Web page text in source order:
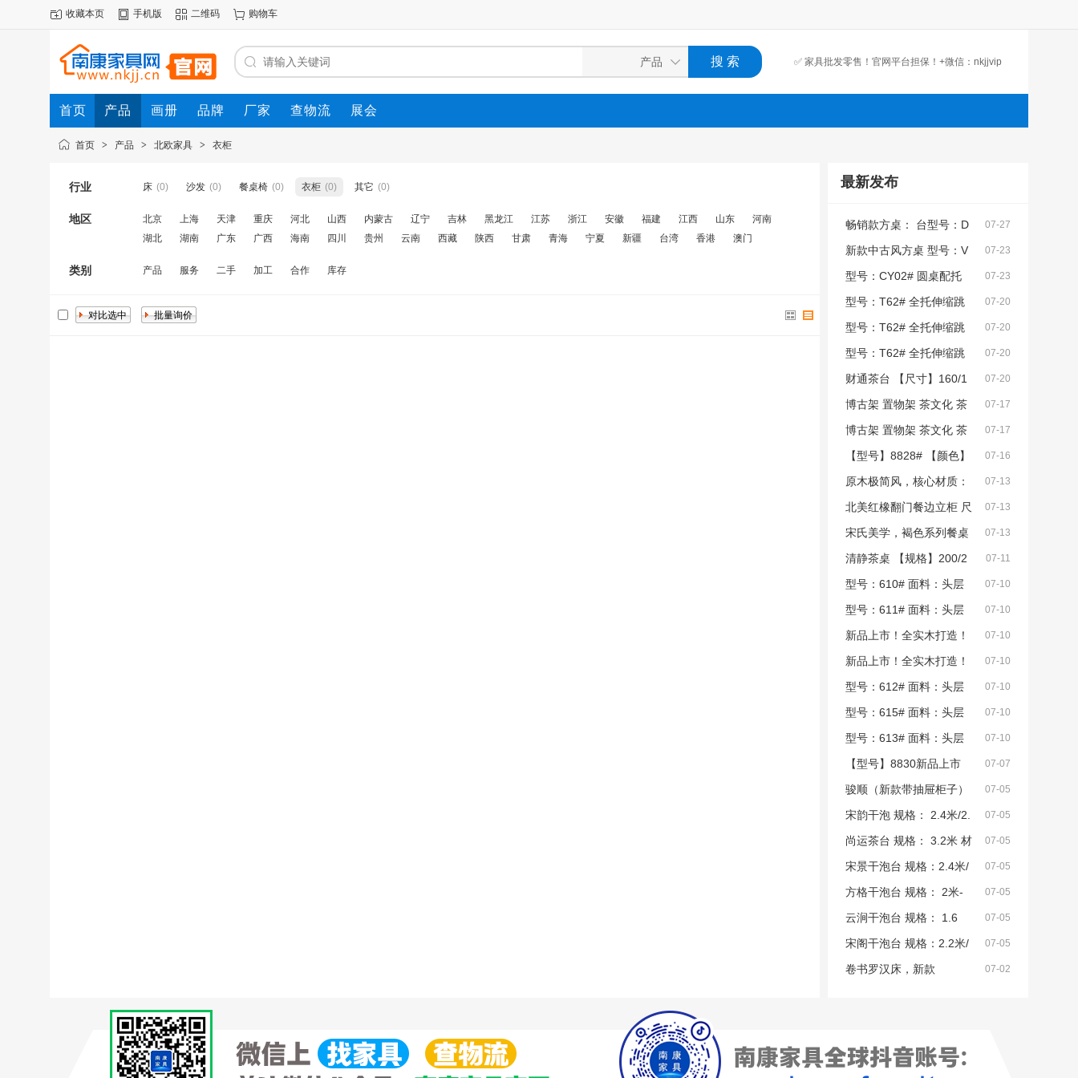
收藏本页 手机版 二维码 购物车
✅ 家具批发零售！官网平台担保！+微信：nkjjvip
首页 产品 画册 品牌 厂家 查物流 展会
首页 > 产品 > 北欧家具 > 衣柜
行业 床 (0) 沙发 (0) 餐桌椅 (0) 衣柜 (0) 其它 (0)
地区 北京 上海 天津 重庆 河北 山西 内蒙古 辽宁 吉林 黑龙江 江苏 浙江 安徽 福建 江西 山东
河南
湖北
湖南 广东 广西 海南 四川 贵州 云南 西藏 陕西 甘肃 青海 宁夏 新疆 台湾 香港 澳门
类别 产品 服务 二手 加工 合作 库存
最新发布
07-27
畅销款方桌： 台型号：D
26实木脚 台面材料：岩板（随意
配） 椅子：多款型号软包椅。 颜
色：钛碳金＋金属银
07-23
新款中古风方桌 型号：V
18#（白蜡木） 搭配实木面板，
也可搭配岩板，超晶石 椅子如图
所示！
07-23
型号：CY02# 圆桌配托
板（也可以配台圈） 材质：碳素
钢底架 搭配岩板/微晶石/超晶石
尺寸：1.2米-1.8米
07-20
型号：T62# 全托伸缩跳
台 材质：拉丝不锈钢底架 搭配岩
晶石（岩板打印超晶石工艺），
尺寸：1.18米/1.33米/1.48米
07-20
型号：T62# 全托伸缩跳
台 材质：拉丝不锈钢底架 搭配岩
晶石（岩板打印超晶石工艺），
尺寸：1.18米/1.33米/1.48米
07-20
型号：T62# 全托伸缩跳
台 材质：拉丝不锈钢底架 搭配岩
晶石（岩板打印超晶石工艺），
尺寸：1.18米/1.33米/1.48米
07-20
财通茶台 【尺寸】160/1
80*80*73CM 【材质】橡木 【颜
色】北美胡 高品擦色工艺，返单
爆款 品质保证，售后无忧！
07-17
博古架 置物架 茶文化 茶
空间
07-17
博古架 置物架 茶文化 茶
空间
07-16
【型号】8828# 【颜色】
虎皮色 【面料】绒布 【配置】满
铺床板，可配松木 【外框】宽21
0高1.22长2.35 【特点】床头带
五金，超柔高密度海绵、两抽屉
环保升级床、大岩板更显高端大
气、完美舒适设
07-13
原木极简风，核心材质：
北美进口FAS级红橡木，坚硬耐
磨抗腐，木纹肌理自然高级，尽
显质感。
07-13
北美红橡翻门餐边立柜 尺
寸：长80×深39×高125cm 长虹
翻门设计，防尘又透光，内里收
纳一目了 下方双抽屉，杂物、茶
具分开规整收纳 天然橡木纹理温
润细腻，客厅、书房都适配，原
木风氛围感好物
07-13
宋氏美学，褐色系列餐桌
07-11
清静茶桌 【规格】200/2
20/240*88*75CM 【材质】非洲
檀木(乌金木工艺)，格木大脚
【颜色】北美胡
07-10
型号：610# 面料：头层
牛皮 颜色：可可棕 配置：8公分
SF级松木床边（软质护边工艺）
床板：9D松木满铺床板 2.5*15*9
块松木床板 两配任选
07-10
型号：611# 面料：头层
牛皮 颜色：卡其杏 配置：8公分
SF级松木床边（软质护边工艺）
床板：9D松木满铺床板 2.5*15*9
块松木床板 两配任选
07-10
新品上市！全实木打造！
07-10
新品上市！全实木打造！
07-10
型号：612# 面料：头层
牛皮 颜色：珍珠白 配置：8公分
SF级松木床边（软质护边工艺）
床板：9D松木满铺床板 2.5*15*9
块松木床板 两配任选
07-10
型号：615# 面料：头层
牛皮 颜色：藏蓝灰 配置：8公分
SF级松木床边（软质护边工艺）
床板：9D松木满铺床板 2.5*15*9
块松木床板 两配任选
07-10
型号：613# 面料：头层
牛皮 颜色：桔黄褐 配置：8公分
SF级松木床边（软质护边工艺）
床板：9D松木满铺床板 2.5*15*9
块松木床板 两配任选
07-07
【型号】8830新品上市
（专利产品） 【颜色］卡其色
【面料】生态真皮 【外框】长2.3
宽1.90高1.16 【特点】新品设
计：独家专利款软床，市面少
见，不易撞款，品质与设计双重
保障。 满铺床板+双龙
07-05
骏顺（新款带抽屉柜子）
材质：橡木 颜色：板栗色 尺寸：
1.8米、2米
07-05
宋韵干泡 规格： 2.4米/2.
6米/2.8米 材质： 乌金木
07-05
尚运茶台 规格： 3.2米 材
质： 乌金木
07-05
宋景干泡台 规格：2.4米/
2.6米/2.8米/3米 材质：乌金木07-05
方格干泡台 规格： 2米-
3.2米 材质： 乌金木
07-05
云涧干泡台 规格： 1.6
米-3.2米 材质： 乌金木
07-05
宋阁干泡台 规格：2.2米/
2.4米 材质：乌金木
07-02
卷书罗汉床，新款